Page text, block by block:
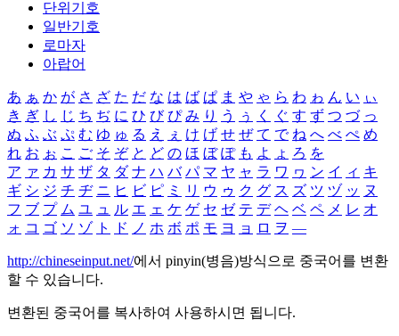
단위기호
일반기호
로마자
아랍어
あ ぁ か が さ ざ た だ な は ば ぱ ま や ゃ ら わ ゎ ん い ぃ
き ぎ し じ ち ぢ に ひ び ぴ み り う ぅ く ぐ す ず つ づ っ
ぬ ふ ぶ ぷ む ゆ ゅ る え ぇ け げ せ ぜ て で ね へ べ ぺ め
れ お ぉ こ ご そ ぞ と ど の ほ ぼ ぽ も よ ょ ろ を
ア ァ カ サ ザ タ ダ ナ ハ バ パ マ ヤ ャ ラ ワ ヮ ン イ ィ キ
ギ シ ジ チ ヂ ニ ヒ ビ ピ ミ リ ウ ゥ ク グ ス ズ ツ ヅ ッ ヌ
フ ブ プ ム ユ ュ ル エ ェ ケ ゲ セ ゼ テ デ ヘ ベ ペ メ レ オ
ォ コ ゴ ソ ゾ ト ド ノ ホ ボ ポ モ ヨ ョ ロ ヲ ―
http://chineseinput.net/에서 pinyin(병음)방식으로 중국어를 변환
할 수 있습니다.
변환된 중국어를 복사하여 사용하시면 됩니다.